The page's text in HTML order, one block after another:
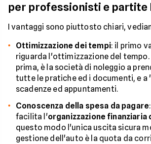
per professionisti e partite
I vantaggi sono piuttosto chiari,
Ottimizzazione dei tempi: il primo
riguarda l'ottimizzazione del tempo.
prima, è la società di noleggio a
tutte le pratiche ed i documenti, e
scadenze ed appuntamenti.
Conoscenza della spesa da pagare
facilita l'organizzazione finanziaria
questo modo l'unica uscita sicura
gestione dell'auto è la quota da